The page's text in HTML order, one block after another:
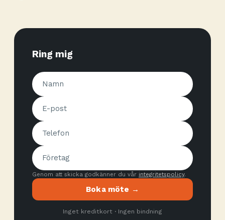
Ring mig
Genom att skicka godkänner du vår integritetspolicy.
Boka möte →
Inget kreditkort · Ingen bindning